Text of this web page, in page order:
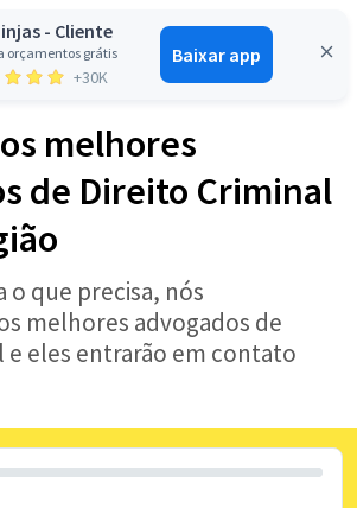
- Cliente
orçamentos grátis
+30K
Baixar app
Entrar
melhores
de Direito Criminal
o que precisa, nós
melhores advogados de
eles entrarão em contato